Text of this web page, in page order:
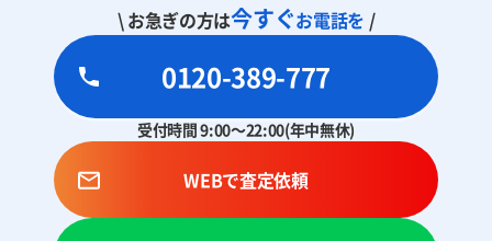
\ お急ぎの方は今すぐお電話を /
0120-389-777
受付時間 9:00～22:00(年中無休)
WEBで査定依頼